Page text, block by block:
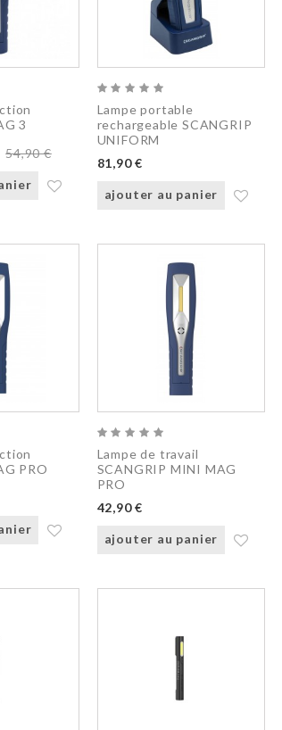
3
54,90 €
Lampe portable
rechargeable SCANGRIP
UNIFORM
81,90 €
ajouter au panier
PRO
Lampe de travail
SCANGRIP MINI MAG
PRO
42,90 €
ajouter au panier